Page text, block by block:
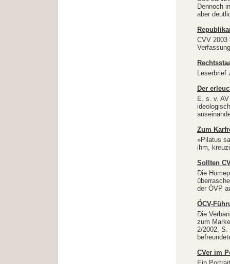
Dennoch
aber
CVV 2003
Verfassung
Leserbrief
Der
E. s. v.
Zum
»Pilatus
ihm,
Sollten
Die
der ÖVP
ÖCV-
Die
zum
2/2002, S.
CVer im